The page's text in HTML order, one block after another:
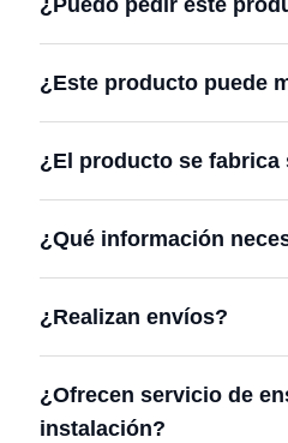
¿Puedo pedir este
¿Este producto puede
¿El producto se fabrica
¿Qué información
¿Realizan envíos?
¿Ofrecen servicio de
instalación?